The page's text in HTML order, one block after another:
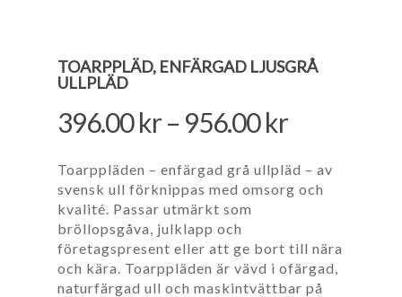
TOARPPLÄD, ENFÄRGAD LJUSGRÅ
ULLPLÄD
396.00kr– 956.00kr
Toarppläden – enfärgad grå ullpläd – av
svensk ull förknippas med omsorg och
kvalité. Passar utmärkt som
bröllopsgåva, julklapp och
företagspresent eller att ge bort till nära
och kära. Toarppläden är vävd i ofärgad,
naturfärgad ull och maskintvättbar på